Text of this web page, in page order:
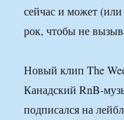
сейчас и может
рок, чтобы не
Новый клип The
Канадский RnB-
подписался на